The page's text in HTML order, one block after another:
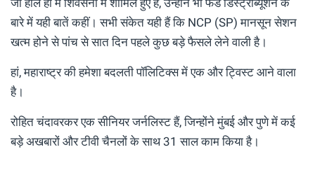
बारे में यही बातें कहीं। सभी संकेत यही हैं कि NCP (SP) मानसून सेशन
खत्म होने से पांच से सात दिन पहले कुछ बड़े फैसले लेने वाली है।
हां, महाराष्ट्र की हमेशा बदलती पॉलिटिक्स में एक और ट्विस्ट आने वाला
है।
रोहित चंदावरकर एक सीनियर जर्नलिस्ट हैं, जिन्होंने मुंबई और पुणे में कई
बड़े अखबारों और टीवी चैनलों के साथ 31 साल काम किया है।